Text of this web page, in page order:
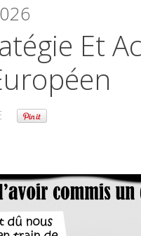
Et